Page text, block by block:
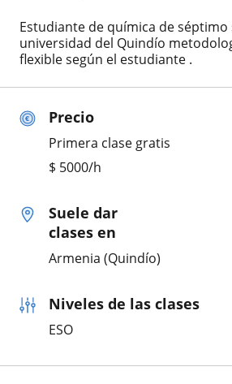
Precio
Primera clase gratis
$ 5000/h
Suele dar
clases en
Armenia (Quindío)
Niveles de las clases
ESO
Estudiante de química de séptimo
universidad del Quindío
flexible según el estudiante .